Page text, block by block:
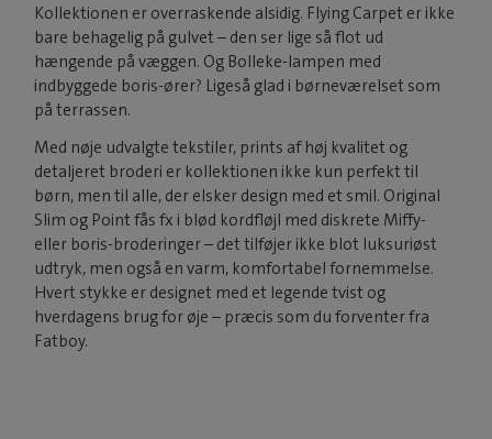
Kollektionen er overraskende alsidig. Flying Carpet er ikke
bare behagelig på gulvet – den ser lige så flot ud
hængende på væggen. Og Bolleke-lampen med
indbyggede boris-ører? Ligeså glad i børneværelset som
på terrassen.
Med nøje udvalgte tekstiler, prints af høj kvalitet og
detaljeret broderi er kollektionen ikke kun perfekt til
børn, men til alle, der elsker design med et smil. Original
Slim og Point fås fx i blød kordfløjl med diskrete Miffy-
eller boris-broderinger – det tilføjer ikke blot luksuriøst
udtryk, men også en varm, komfortabel fornemmelse.
Hvert stykke er designet med et legende tvist og
hverdagens brug for øje – præcis som du forventer fra
Fatboy.